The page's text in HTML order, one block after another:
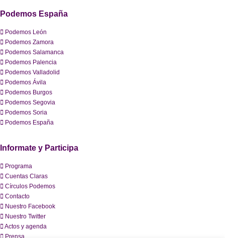
Podemos España
Podemos León
Podemos Zamora
Podemos Salamanca
Podemos Palencia
Podemos Valladolid
Podemos Ávila
Podemos Burgos
Podemos Segovia
Podemos Soria
Podemos España
Informate y Participa
Programa
Cuentas Claras
Círculos Podemos
Contacto
Nuestro Facebook
Nuestro Twitter
Actos y agenda
Prensa